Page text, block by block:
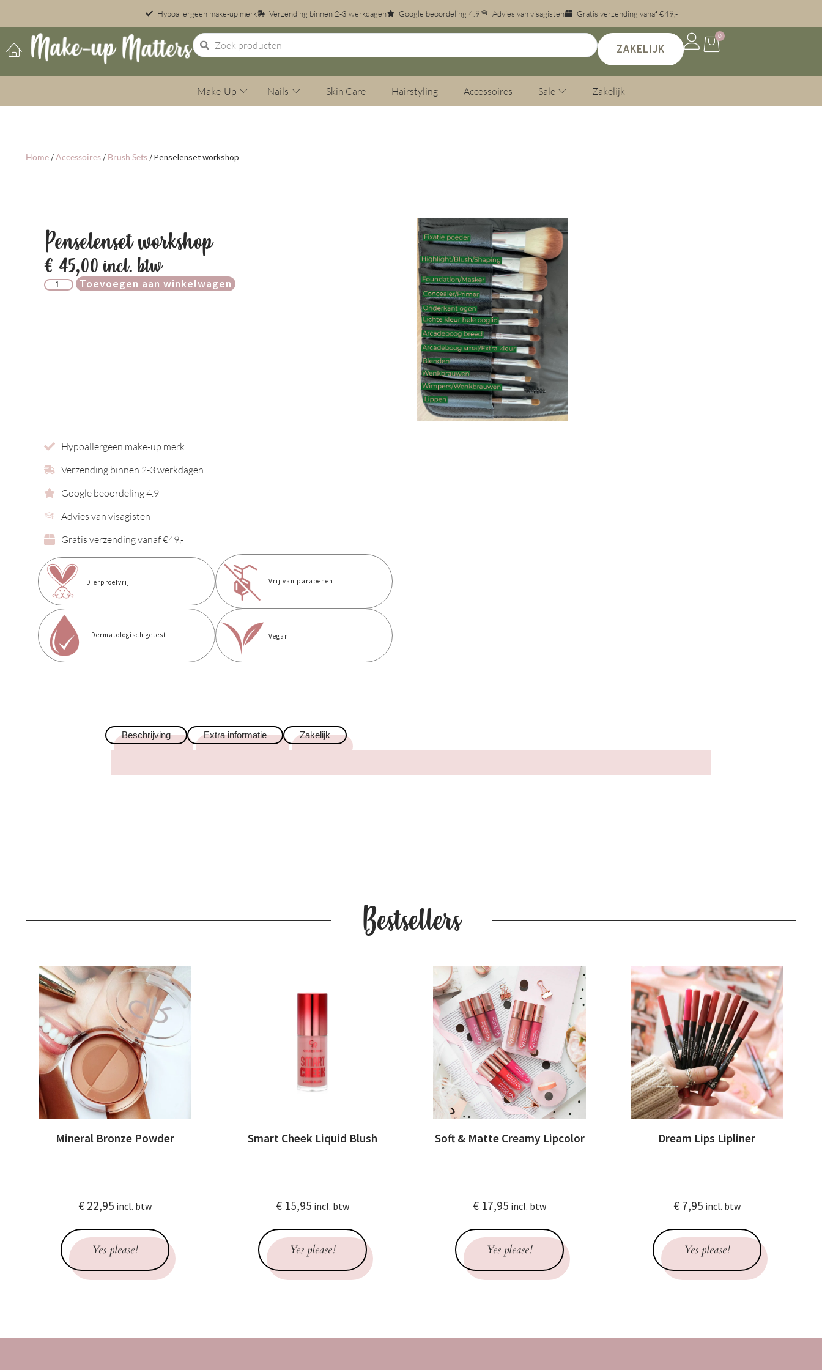
Hypoallergeen make-up merk Verzending binnen 2-3 werkdagen Google beoordeling 4.9 Advies van visagisten Gratis verzending vanaf €49,-
ZAKELIJK
0
Make-Up Nails Skin Care Hairstyling Accessoires Sale Zakelijk
Home /Accessoires / Brush Sets / Penselenset workshop
Penselenset workshop
€45,00 incl. btw
Toevoegen aan winkelwagen
Hypoallergeen make-up merk
Verzending binnen 2-3 werkdagen
Google beoordeling 4.9
Advies van visagisten
Gratis verzending vanaf €49,-
Dierproefvrij Vrij van parabenen
Dermatologisch getest Vegan
Beschrijving Extra informatie Zakelijk
Bestsellers
Mineral Bronze Powder
€ 22,95 incl. btw
Yes please!
Smart Cheek Liquid Blush
€15,95 incl. btw
Yes please!
Soft & Matte Creamy Lipcolor
€ 17,95 incl. btw
Yes please!
Dream Lips Lipliner
€7,95 incl. btw
Yes please!